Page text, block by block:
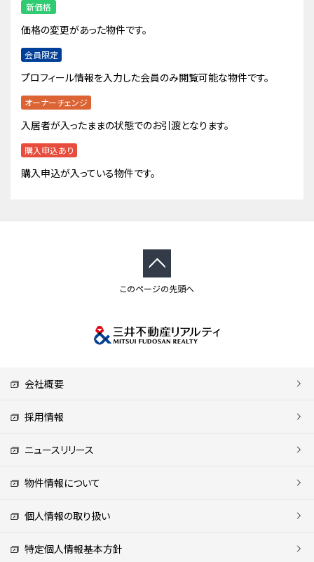
新価格
価格の変更があった物件です。
会員限定
プロフィール情報を入力した会員のみ閲覧可能な物件です。
オーナーチェンジ
入居者が入ったままの状態でのお引渡となります。
購入申込あり
購入申込が入っている物件です。
このページの先頭へ
会社概要
採用情報
ニュースリリース
物件情報について
個人情報の取り扱い
特定個人情報基本方針